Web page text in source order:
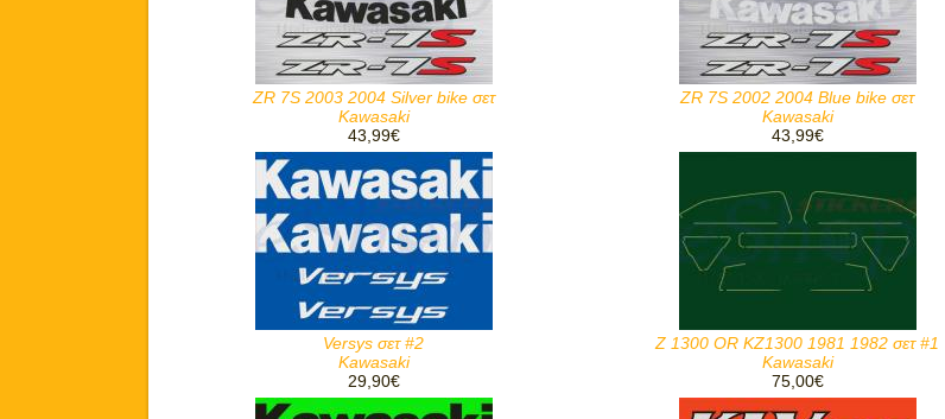
ZR 7S 2003 2004 Silver bike σετ
Kawasaki
43,99€
ZR 7S 2002 2004 Blue bike σετ
Kawasaki
43,99€
Versys σετ #2
Kawasaki
29,90€
Z 1300 OR KZ1300 1981 1982 σετ #1
Kawasaki
75,00€